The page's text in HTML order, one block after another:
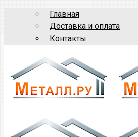
Главная
Доставка и оплата
Контакты